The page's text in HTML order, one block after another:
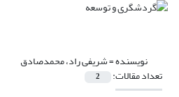
نویسنده =شریفی راد، محمدصادق
تعداد مقالات: 2